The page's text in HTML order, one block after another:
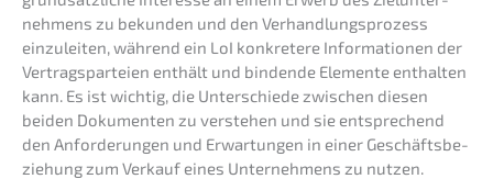
neh­mens zu bekun­den und den Verhand­lungs­pro­zess
einzu­lei­ten, während ein LoI konkre­te­re Infor­ma­tio­nen der
Vertrags­par­tei­en enthält und binden­de Elemen­te enthal­ten
kann. Es ist wichtig, die Unter­schie­de zwischen diesen
beiden Dokumen­ten zu verste­hen und sie entspre­chend
den Anfor­de­run­gen und Erwar­tun­gen in einer Geschäfts­be­
zie­hung zum Verkauf eines Unter­neh­mens zu nutzen.